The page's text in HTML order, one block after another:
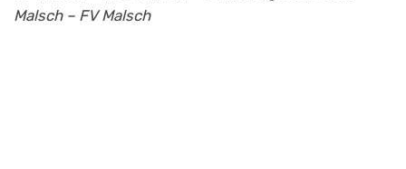
Malsch – FV Malsch